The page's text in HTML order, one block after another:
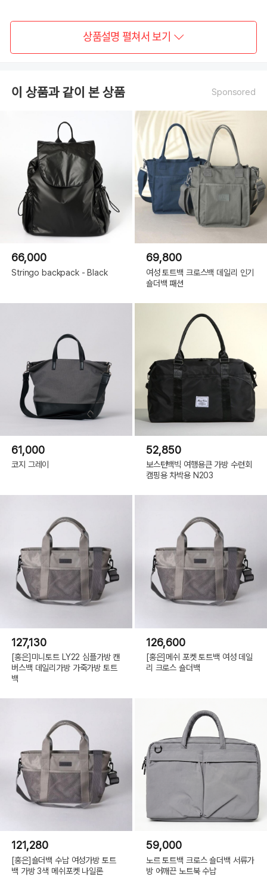
상품설명 펼쳐서 보기
이 상품과 같이 본 상품 Sponsored
66,000
Stringo backpack - Black
69,800
여성 토트백 크로스백 데일리 인기
숄더백 패션
61,000
코지 그레이
52,850
보스턴백빅 여행용큰 가방 수련회
캠핑용 차박용 N203
127,130
[홍은]미니토트 LY22 심플가방 캔
버스백 데일리가방 가죽가방 토트
백
126,600
[홍은]메쉬 포켓 토트백 여성 데일
리 크로스 숄더백
121,280
[홍은]숄더백 수납 여성가방 토트
백 가방 3색 메쉬포켓 나일론
59,000
노르 토트백 크로스 숄더백 서류가
방 어깨끈 노트북 수납